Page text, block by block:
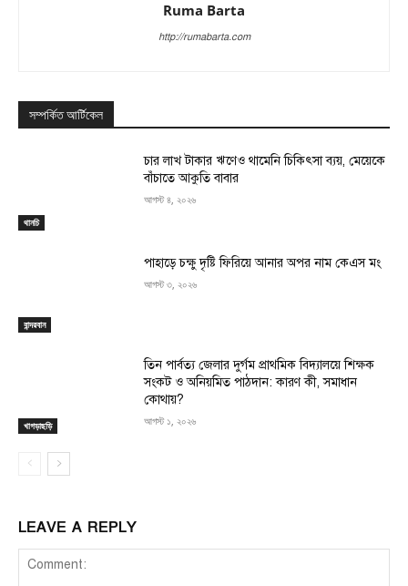
Ruma Barta
http://rumabarta.com
সম্পর্কিত আর্টিকেল
থানচি
চার লাখ টাকার ঋণেও থামেনি চিকিৎসা ব্যয়, মেয়েকে
বাঁচাতে আকুতি বাবার
আগস্ট ৪, ২০২৬
বান্দরবান
পাহাড়ে চক্ষু দৃষ্টি ফিরিয়ে আনার অপর নাম কেএস মং
আগস্ট ৩, ২০২৬
খাগড়াছড়ি
তিন পার্বত্য জেলার দুর্গম প্রাথমিক বিদ্যালয়ে শিক্ষক
সংকট ও অনিয়মিত পাঠদান: কারণ কী, সমাধান
কোথায়?
আগস্ট ১, ২০২৬
LEAVE A REPLY